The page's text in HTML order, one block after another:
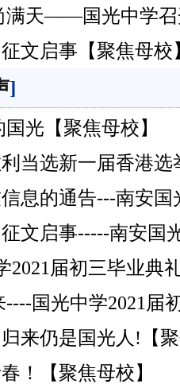
满天——国光中学
文启事【聚焦母校
]
光【聚焦母校】
当选新一届香港
息的通告---南安
征文启事-----南安国
2021届初三毕业典
国光中学2021届
来仍是国光人!【
！【聚焦母校】